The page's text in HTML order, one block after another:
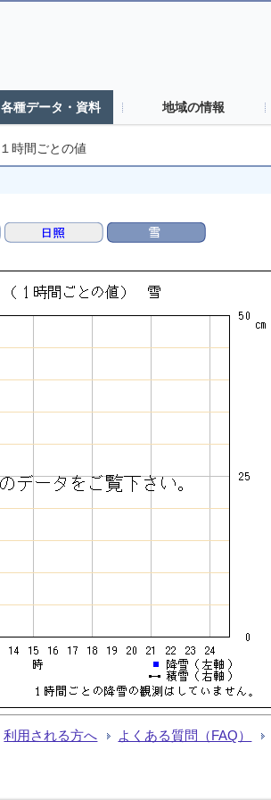
各種データ・資料 地域の情報
１時間ごとの値
利用される方へ よくある質問（FAQ）